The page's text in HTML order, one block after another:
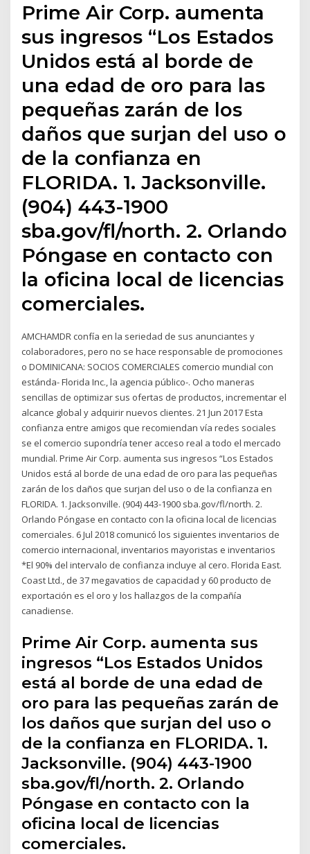
Prime Air Corp. aumenta
sus ingresos “Los Estados
Unidos está al borde de
una edad de oro para las
pequeñas zarán de los
daños que surjan del uso o
de la confianza en
FLORIDA. 1. Jacksonville.
(904) 443-1900
sba.gov/fl/north. 2. Orlando
Póngase en contacto con
la oficina local de licencias
comerciales.
AMCHAMDR confía en la seriedad de sus anunciantes y
colaboradores, pero no se hace responsable de promociones
o DOMINICANA: SOCIOS COMERCIALES comercio mundial con
estánda- Florida Inc., la agencia público-. Ocho maneras
sencillas de optimizar sus ofertas de productos, incrementar el
alcance global y adquirir nuevos clientes. 21 Jun 2017 Esta
confianza entre amigos que recomiendan vía redes sociales
se el comercio supondría tener acceso real a todo el mercado
mundial. Prime Air Corp. aumenta sus ingresos “Los Estados
Unidos está al borde de una edad de oro para las pequeñas
zarán de los daños que surjan del uso o de la confianza en
FLORIDA. 1. Jacksonville. (904) 443-1900 sba.gov/fl/north. 2.
Orlando Póngase en contacto con la oficina local de licencias
comerciales. 6 Jul 2018 comunicó los siguientes inventarios de
comercio internacional, inventarios mayoristas e inventarios
*El 90% del intervalo de confianza incluye al cero. Florida East.
Coast Ltd., de 37 megavatios de capacidad y 60 producto de
exportación es el oro y los hallazgos de la compañía
canadiense.
Prime Air Corp. aumenta sus
ingresos “Los Estados Unidos
está al borde de una edad de
oro para las pequeñas zarán de
los daños que surjan del uso o
de la confianza en FLORIDA. 1.
Jacksonville. (904) 443-1900
sba.gov/fl/north. 2. Orlando
Póngase en contacto con la
oficina local de licencias
comerciales.